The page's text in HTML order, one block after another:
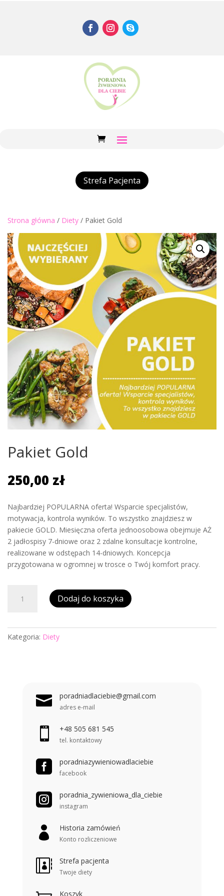
Strefa Pacjenta
Strona główna / Diety / Pakiet Gold
Pakiet Gold
250,00 zł
Najbardziej POPULARNA oferta! Wsparcie specjalistów,
motywacja, kontrola wyników. To wszystko znajdziesz w
pakiecie GOLD. Miesięczna oferta jednoosobowa obejmuje AŻ
2 jadłospisy 7-dniowe oraz 2 zdalne konsultacje kontrolne,
realizowane w odstępach 14-dniowych. Koncepcja
przygotowana w ogromnej w trosce o Twój komfort pracy.
Pakiet
Dodaj do koszyka
Kategoria: Diety
 poradniadlaciebie@gmail.com
adres e-mail
 +48 505 681 545
tel. kontaktowy
 poradniazywieniowadlaciebie
facebook
 poradnia_zywieniowa_dla_ciebie
instagram
 Historia zamówień
Konto rozliczeniowe
 Strefa pacjenta
Twoje diety
Koszyk